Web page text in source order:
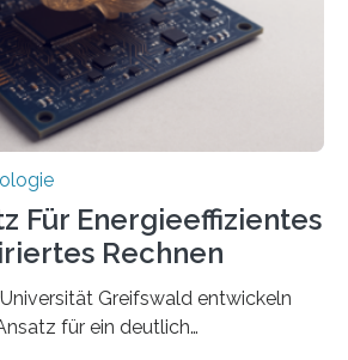
Körperbewegung, Gestik
sind…
Für Energieeffizientes
Rechnen
Greifswald entwickeln
für ein deutlich